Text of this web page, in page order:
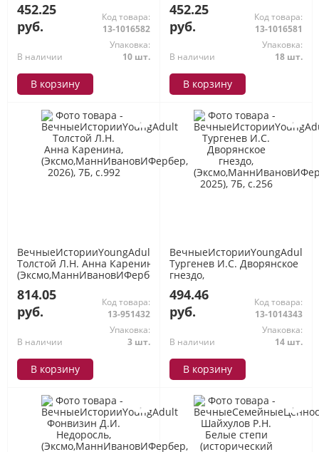
2024), 7Б, c.224
452.25
руб.
Код товара:
13-1016582
В наличии
Упаковка:
10 шт.
В корзину
2025), 7Б, c.192
452.25
руб.
Код товара:
13-1016581
В наличии
Упаковка:
18 шт.
В корзину
ВечныеИсторииYoungAdult
Толстой Л.Н. Анна Каренина,
(Эксмо,МаннИвановИФербер,
814.05
руб.
Код товара:
13-951432
В наличии
Упаковка:
3 шт.
В корзину
ВечныеИсторииYoungAdult
Тургенев И.С. Дворянское
гнездо,
2025), 7Б, c.256
494.46
руб.
Код товара:
13-1014343
В наличии
Упаковка:
14 шт.
В корзину